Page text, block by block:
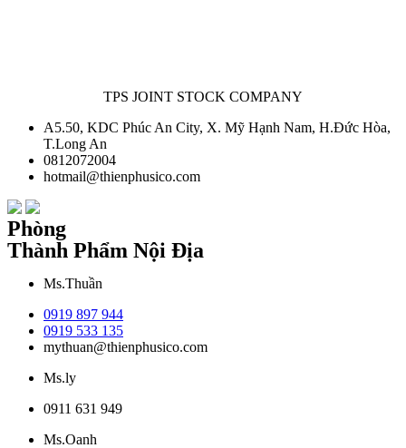
TPS JOINT STOCK COMPANY
A5.50, KDC Phúc An City, X. Mỹ Hạnh Nam, H.Đức Hòa,
T.Long An
0812072004
hotmail@thienphusico.com
Phòng
Thành Phẩm Nội Địa
Ms.Thuần
0919 897 944
0919 533 135
mythuan@thienphusico.com
Ms.ly
0911 631 949
Ms.Oanh